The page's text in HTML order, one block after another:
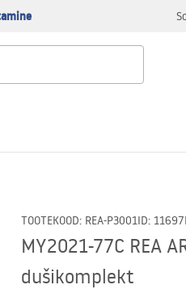
TOOTEKOOD: REA-P3001ID: 11697
MY2021-77C REA
dušikomplekt